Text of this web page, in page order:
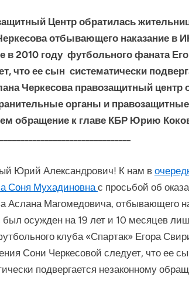
Центр обратилась
отбывающего наказание в
в 2010 году футбольного фаната
что ее сын систематически
Черкесова правозащитный
органы и правозащитные
обращение к главе КБР Юрию
Юрий Александрович! К нам в
Соня Мухадиновна с просьбой об
Аслана Магомедовича, отбывающего
был осужден на 19 лет и 10 месяцев
клуба «Спартак» Егора
Сони Черкесовой следует, что ее
подвергается незаконному